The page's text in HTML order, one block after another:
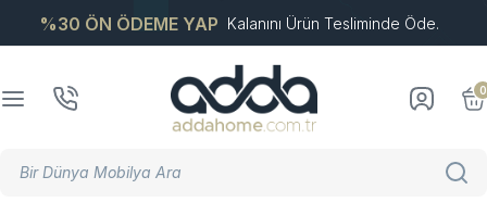
%30 ÖN ÖDEME YAP Kalanını Ürün Tesliminde Öde.
0